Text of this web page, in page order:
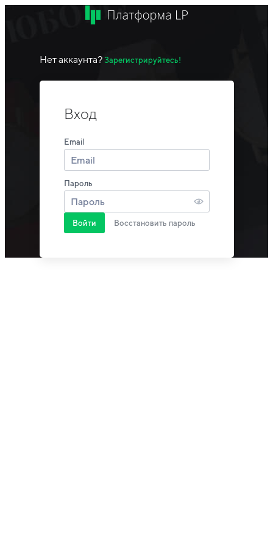
Нет аккаунта? Зарегистрируйтесь!
Вход
Email
Пароль
Войти Восстановить пароль